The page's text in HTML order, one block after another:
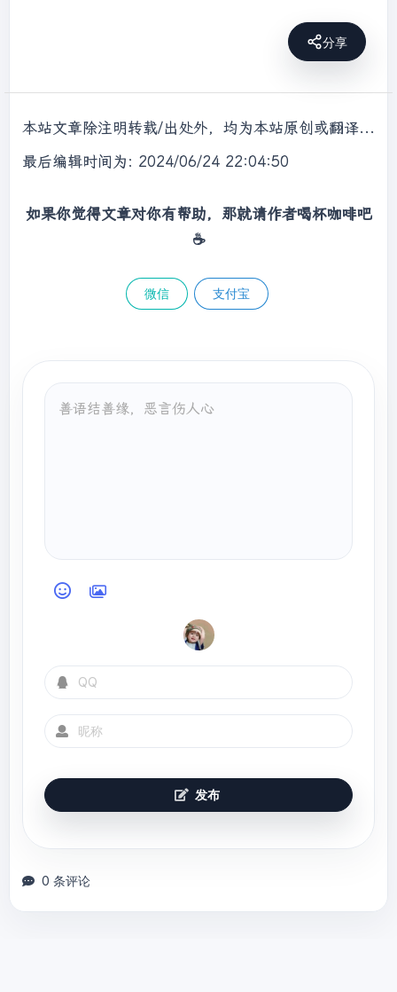
分享
本站文章除注明转载/出处外，均为本站原创或翻译，转载前请务必署名，转载请标明出处。
最后编辑时间为: 2024/06/24 22:04:50
如果你觉得文章对你有帮助，那就请作者喝杯咖啡吧
☕
微信 支付宝
发布
0 条评论